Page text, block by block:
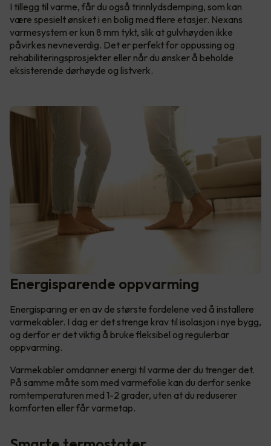
I tillegg til varme, får du også trinnlydsdemping, som kan
være spesielt ønsket i en bolig med flere etasjer. Nexans
varmesystem er kun 8 mm tykt, slik at gulvhøyden ikke
påvirkes nevneverdig. Det er perfekt for oppussing og
rehabiliteringsprosjekter eller når du ønsker å beholde
eksisterende dørhøyde og listverk.
Energisparende oppvarming
Energisparing er en av de største fordelene ved å installere
varmekabler. I dag er det strenge krav til isolasjon i nye bygg,
og derfor er det viktig å bruke fleksibel og regulerbar
oppvarming.
Varmekabler omdanner energi til varme der du trenger det.
På samme måte som med varmefolie kan du derfor senke
romtemperaturen med 1-2 grader, uten at du reduserer
komforten eller får varmetap.